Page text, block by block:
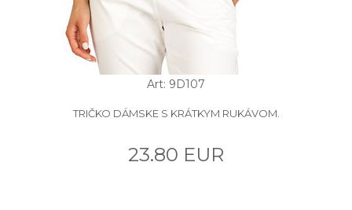
Art: 9D107
TRIČKO DÁMSKE S KRÁTKYM RUKÁVOM.
23.80 EUR